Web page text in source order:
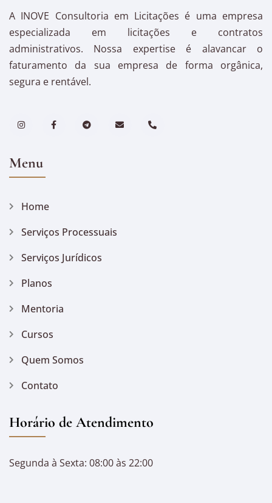
A INOVE Consultoria em Licitações é uma empresa
especializada em licitações e contratos
administrativos. Nossa expertise é alavancar o
faturamento da sua empresa de forma orgânica,
segura e rentável.
Menu
Home
Serviços Processuais
Serviços Jurídicos
Planos
Mentoria
Cursos
Quem Somos
Contato
Horário de Atendimento
Segunda à Sexta: 08:00 às 22:00